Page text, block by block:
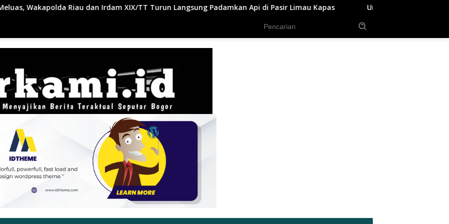
XIX/TT Turun Langsung Padamkan Api di Pasir Limau Kapas Ungkap Peredaran Sabu 39,84 Gram,